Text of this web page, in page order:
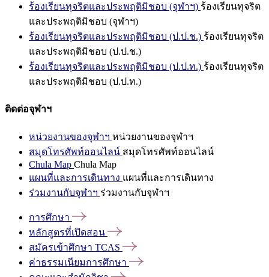
ร้องเรียนทุจริตและประพฤติมิชอบ (จุฬาฯ) ร้องเรียนทุจริต
และประพฤติมิชอบ (จุฬาฯ)
ร้องเรียนทุจริตและประพฤติมิชอบ (ป.ป.ช.) ร้องเรียนทุจริต
และประพฤติมิชอบ (ป.ป.ช.)
ร้องเรียนทุจริตและประพฤติมิชอบ (ป.ป.ท.) ร้องเรียนทุจริต
และประพฤติมิชอบ (ป.ป.ท.)
ติดต่อจุฬาฯ
หน่วยงานของจุฬาฯ หน่วยงานของจุฬาฯ
สมุดโทรศัพท์ออนไลน์ สมุดโทรศัพท์ออนไลน์
Chula Map Chula Map
แผนที่และการเดินทาง แผนที่และการเดินทาง
ร่วมงานกับจุฬาฯ ร่วมงานกับจุฬาฯ
การศึกษา
หลักสูตรที่เปิดสอน
สมัครเข้าศึกษา TCAS
ค่าธรรมเนียมการศึกษา